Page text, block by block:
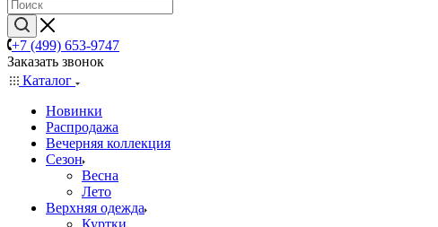
+7 (499) 653-9747
Заказать звонок
Каталог
Новинки
Распродажа
Вечерняя коллекция
Сезон
Весна
Лето
Верхняя одежда
Куртки